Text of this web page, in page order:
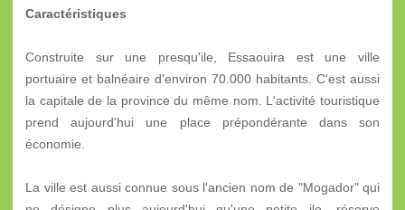
Caractéristiques
Construite sur une presqu'ile, Essaouira est une ville
portuaire et balnéaire d'environ 70.000 habitants. C'est aussi
la capitale de la province du même nom. L'activité touristique
prend aujourd'hui une place prépondérante dans son
économie.
La ville est aussi connue sous l'ancien nom de "Mogador" qui